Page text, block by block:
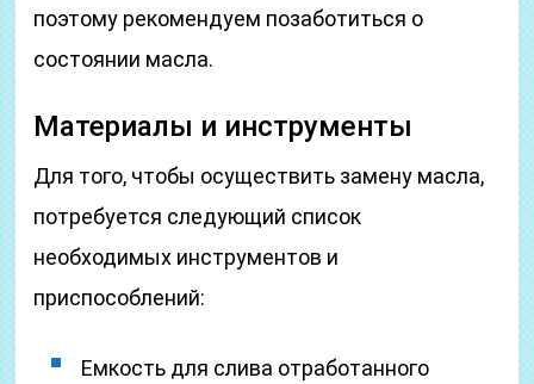
поэтому рекомендуем позаботиться о
состоянии масла.
Материалы и инструменты
Для того, чтобы осуществить замену масла,
потребуется следующий список
необходимых инструментов и
приспособлений:
Емкость для слива отработанного